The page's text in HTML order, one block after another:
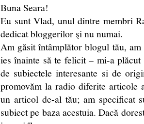
Buna Seara!
Eu sunt Vlad, unul dintre membri
dedicat bloggerilor şi nu numai.
Am găsit întâmplător blogul tău,
ies înainte să te felicit – mi-a
de subiectele interesante si de
promovăm la radio diferite articole
un articol de-al tău; am specificat
subiect pe baza acestuia. Dacă